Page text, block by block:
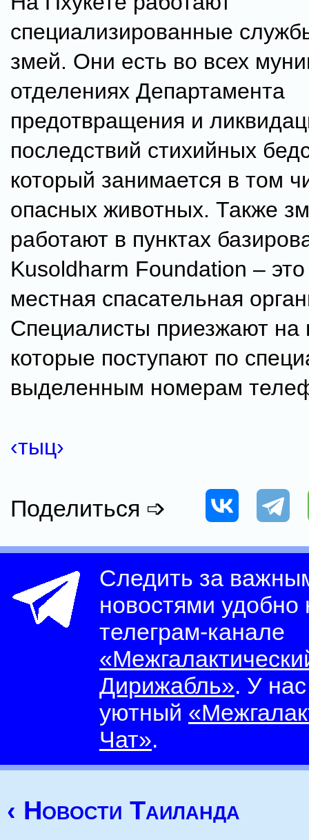
специализированные
змей. Они есть во всех
отделениях Департамента
предотвращения и
последствий стихийных
который занимается в том
опасных животных. Также
работают в пунктах
Kusoldharm Foundation – это
местная спасательная
Специалисты приезжают на
которые поступают по
выделенным номерам
‹тыц›
Поделиться ➩
Следить за
новостями
телеграм-канале
Дирижабль». У
уютный
Чат».
‹ Новости Таиланда